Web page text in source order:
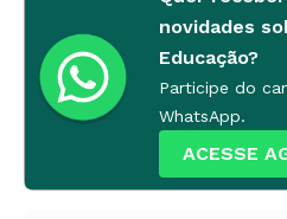
novidades
Educação?
Participe do
WhatsApp.
ACESSE